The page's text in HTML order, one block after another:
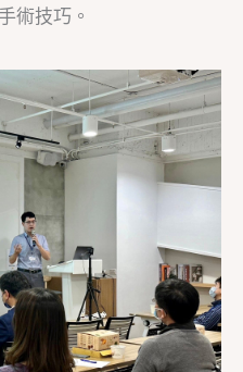
術技巧。